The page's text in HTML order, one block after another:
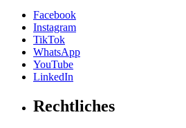
Facebook
Instagram
TikTok
WhatsApp
YouTube
LinkedIn
Rechtliches